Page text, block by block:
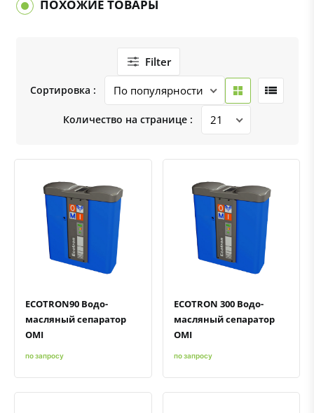
ПОХОЖИЕ ТОВАРЫ
Filter
Сортировка :
Количество на странице :
Быстрый просмотрДобавить к сравнению
Добавить в избранное
ECOTRON90 Водо-
масляный сепаратор
OMI
по запросу
Быстрый просмотрДобавить к сравнению
Добавить в избранное
ECOTRON 300 Водо-
масляный сепаратор
OMI
по запросу